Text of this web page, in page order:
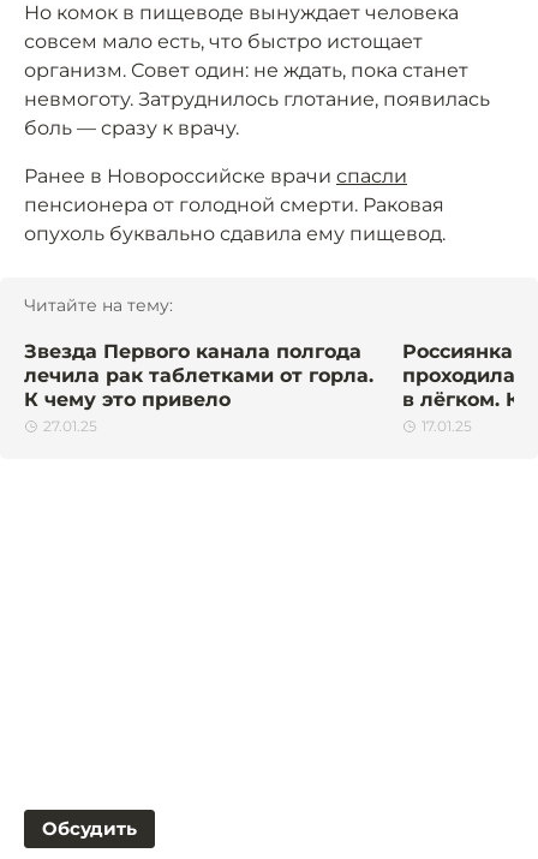
Но комок в пищеводе вынуждает человека
совсем мало есть, что быстро истощает
организм. Совет один: не ждать, пока станет
невмоготу. Затруднилось глотание, появилась
боль — сразу к врачу.
Ранее в Новороссийске врачи спасли
пенсионера от голодной смерти. Раковая
опухоль буквально сдавила ему пищевод.
Читайте на тему:
Звезда Первого канала полгода
лечила рак таблетками от горла.
К чему это привело
27.01.25
Россиянка
проходила
в лёгком.
17.01.25
Обсудить